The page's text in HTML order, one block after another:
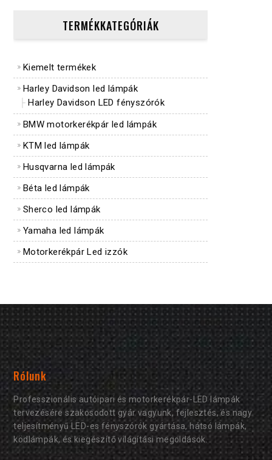
TERMÉKKATEGÓRIÁK
Kiemelt termékek
Harley Davidson led lámpák
Harley Davidson LED fényszórók
BMW motorkerékpár led lámpák
KTM led lámpák
Husqvarna led lámpák
Béta led lámpák
Sherco led lámpák
Yamaha led lámpák
Motorkerékpár Led izzók
Rólunk
Professzionális autóipari és motorkerékpár-LED lámpák
tervezésére szakosodott gyár vagyunk, fejlesztés, és nagy
teljesítményű LED-es fényszórók gyártása, hátsó lámpák,
ködlámpák, és kiegészítő világítási megoldások.